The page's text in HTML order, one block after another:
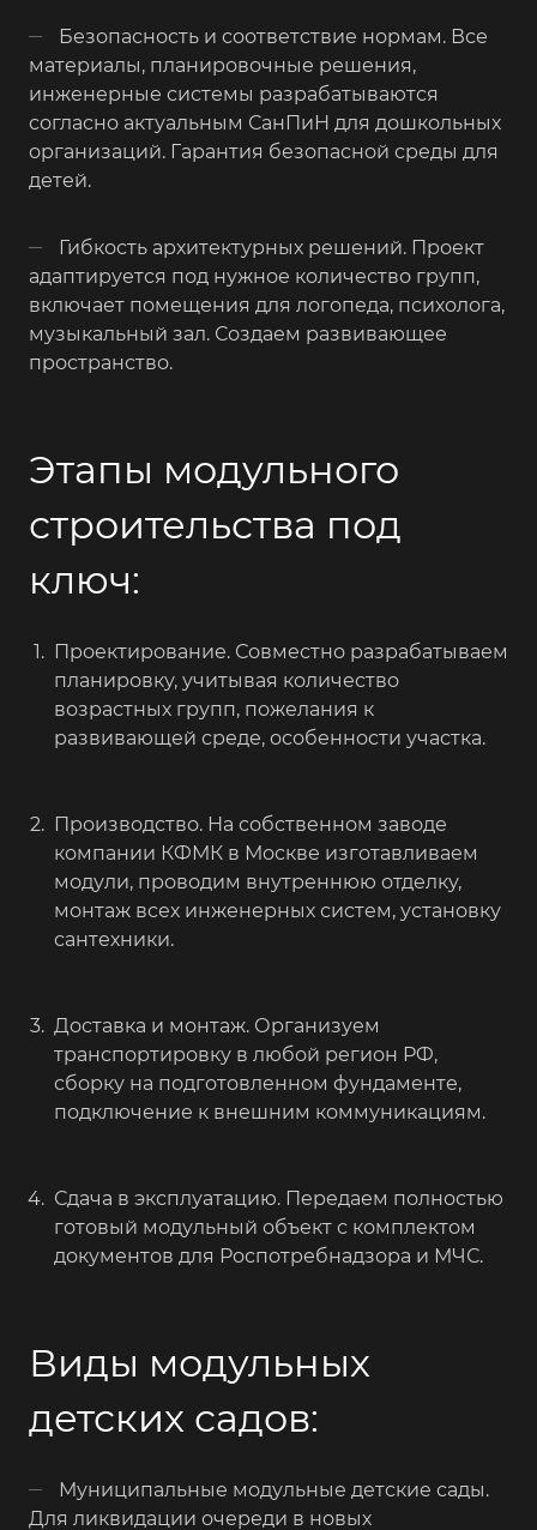
Безопасность и соответствие нормам. Все
материалы, планировочные решения,
инженерные системы разрабатываются
согласно актуальным СанПиН для дошкольных
организаций. Гарантия безопасной среды для
детей.
Гибкость архитектурных решений. Проект
адаптируется под нужное количество групп,
включает помещения для логопеда, психолога,
музыкальный зал. Создаем развивающее
пространство.
Этапы модульного
строительства под
ключ:
Проектирование. Совместно разрабатываем
планировку, учитывая количество
возрастных групп, пожелания к
развивающей среде, особенности участка.
Производство. На собственном заводе
компании КФМК в Москве изготавливаем
модули, проводим внутреннюю отделку,
монтаж всех инженерных систем, установку
сантехники.
Доставка и монтаж. Организуем
транспортировку в любой регион РФ,
сборку на подготовленном фундаменте,
подключение к внешним коммуникациям.
Сдача в эксплуатацию. Передаем полностью
готовый модульный объект с комплектом
документов для Роспотребнадзора и МЧС.
Виды модульных
детских садов:
Муниципальные модульные детские сады.
Для ликвидации очереди в новых